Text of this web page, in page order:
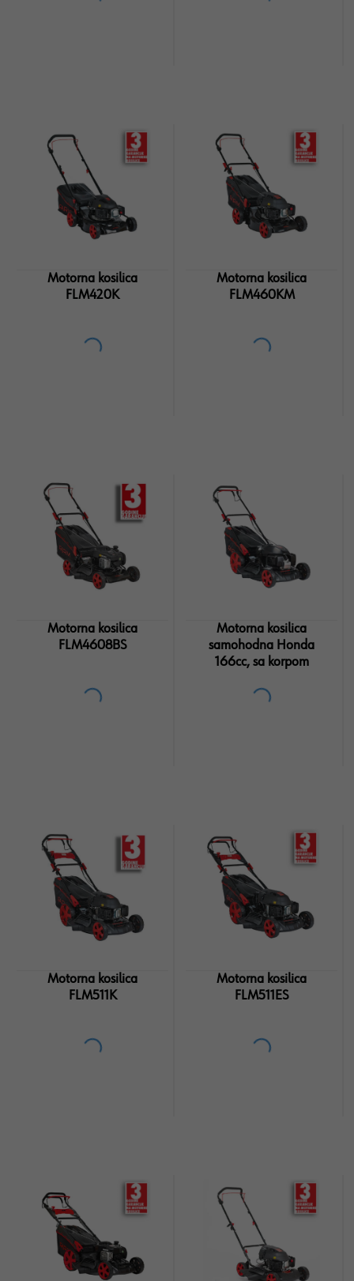
Motorna kosilica
FLM420K
Motorna kosilica
FLM460KM
Motorna kosilica
FLM4608BS
Motorna kosilica
samohodna Honda
166cc, sa korpom
Motorna kosilica
FLM511K
Motorna kosilica
FLM511ES